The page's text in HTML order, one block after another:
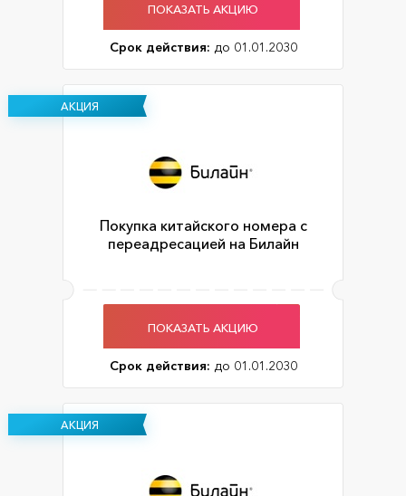
ПОКАЗАТЬ АКЦИЮ
Срок действия: до 01.01.2030
АКЦИЯ
Покупка китайского номера с
переадресацией на Билайн
ПОКАЗАТЬ АКЦИЮ
Срок действия: до 01.01.2030
АКЦИЯ